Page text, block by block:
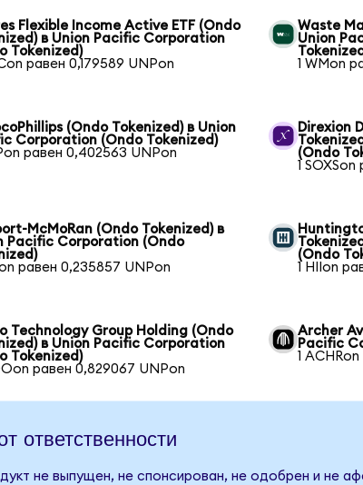
Flexible Income Active ETF (Ondo
в Union Pacific Corporation
Tokenized)
равен 0,179589 UNPon
Waste
Union
1 WMon
(Ondo Tokenized) в Union
Corporation (Ondo Tokenized)
равен 0,402563 UNPon
Direxion
(Ondo
1
McMoRan (Ondo Tokenized) в
Pacific Corporation (Ondo
равен 0,235857 UNPon
(Ondo
1 HIIon
Technology Group Holding (Ondo
в Union Pacific Corporation
Tokenized)
равен 0,829067 UNPon
Archer
Pacific
1
ответственности
не выпущен, не спонсирован, не одобрен и не